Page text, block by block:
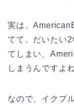
実は、
てて、だいたい
てしまい、
しまうんですよ
なので、イクプ